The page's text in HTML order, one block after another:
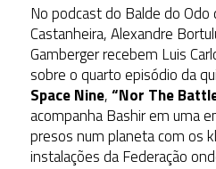
No podcast do Balde do Odo
Castanheira, Alexandre
Gamberger recebem Luis
sobre o quarto episódio da
Space Nine,“Nor The
acompanha Bashir em uma
presos num planeta com os
instalações da Federação